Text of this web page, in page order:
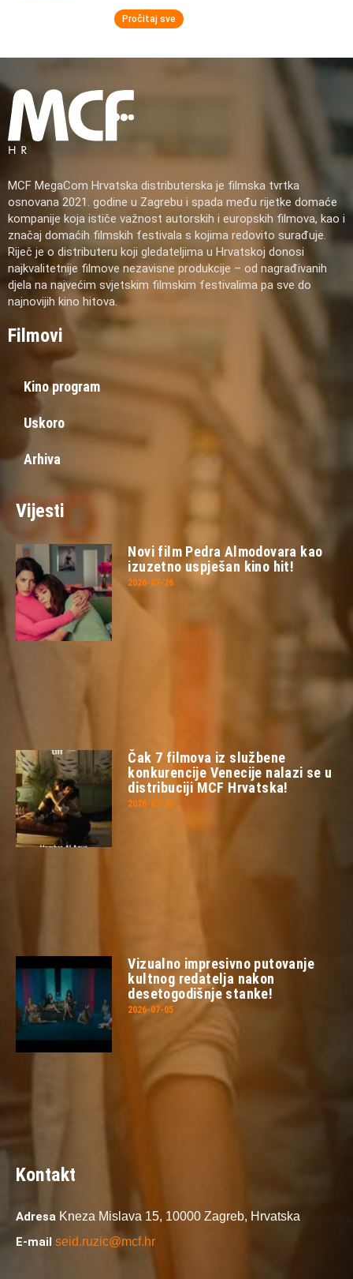
Pročitaj sve
MCF MegaCom Hrvatska distributerska je filmska tvrtka
osnovana 2021. godine u Zagrebu i spada među rijetke domaće
kompanije koja ističe važnost autorskih i europskih filmova, kao i
značaj domaćih filmskih festivala s kojima redovito surađuje.
Riječ je o distributeru koji gledateljima u Hrvatskoj donosi
najkvalitetnije filmove nezavisne produkcije – od nagrađivanih
djela na najvećim svjetskim filmskim festivalima pa sve do
najnovijih kino hitova.
Filmovi
Kino program
Uskoro
Arhiva
Vijesti
Novi film Pedra Almodovara kao
izuzetno uspješan kino hit!
2026-07-26
Čak 7 filmova iz službene
konkurencije Venecije nalazi se u
distribuciji MCF Hrvatska!
2026-07-23
Vizualno impresivno putovanje
kultnog redatelja nakon
desetogodišnje stanke!
2026-07-05
Kontakt
Adresa Kneza Mislava 15, 10000 Zagreb, Hrvatska
E-mail seid.ruzic@mcf.hr